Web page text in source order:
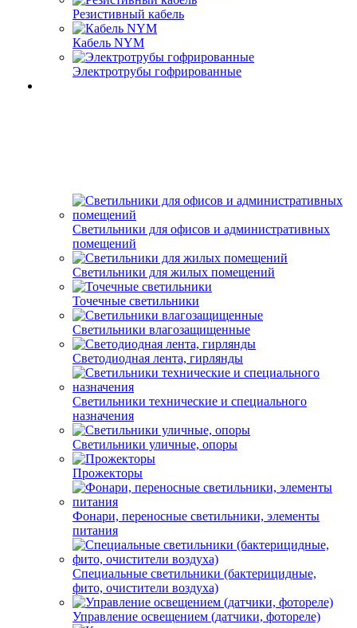
Резистивный кабель
Кабель NYM
Электротрубы гофрированные
Светильники для офисов и административных
помещений
Светильники для жилых помещений
Точечные светильники
Светильники влагозащищенные
Светодиодная лента, гирлянды
Светильники технические и специального
назначения
Светильники уличные, опоры
Прожекторы
Фонари, переносные светильники, элементы
питания
Специальные светильники (бактерицидные,
фито, очистители воздуха)
Управление освещением (датчики, фотореле)